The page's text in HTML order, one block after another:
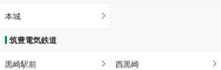
本城
筑豊電気鉄道
黒崎駅前 西黒崎